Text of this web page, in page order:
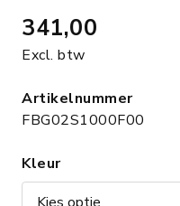
341,00
Excl. btw
Artikelnummer
FBG02S1000F00
Kleur